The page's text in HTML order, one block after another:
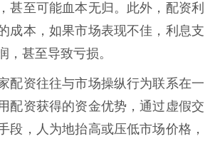
甚至可能血本无归。此外，配资利
成本，如果市场表现不佳，利息支
，甚至导致亏损。
配资往往与市场操纵行为联系在一
配资获得的资金优势，通过虚假交
段，人为地抬高或压低市场价格，